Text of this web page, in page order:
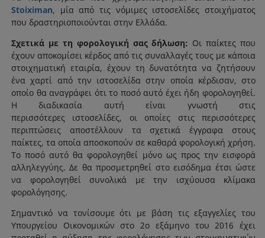
Stoiximan, μία από τις νόμιμες ιστοσελίδες στοιχήματος
που δραστηριοποιούνται στην Ελλάδα.
Σχετικά με τη φορολογική σας δήλωση: Οι παίκτες που
έχουν αποκομίσει κέρδος από τις συναλλαγές τους με κάποια
στοιχηματική εταιρία, έχουν τη δυνατότητα να ζητήσουν
ένα χαρτί από την ιστοσελίδα στην οποία κέρδισαν, στο
οποίο θα αναγράφει ότι το ποσό αυτό έχει ήδη φορολογηθεί.
Η διαδικασία αυτή είναι γνωστή στις
περισσότερες ιστοσελίδες, οι οποίες στις περισσότερες
περιπτώσεις αποστέλλουν τα σχετικά έγγραφα στους
παίκτες, τα οποία αποσκοπούν σε καθαρά φορολογική χρήση.
Το ποσό αυτό θα φορολογηθεί μόνο ως προς την εισφορά
αλληλεγγύης. Δε θα προσμετρηθεί στο εισόδημα έτσι ώστε
να φορολογηθεί συνολικά με την ισχύουσα κλίμακα
φορολόγησης.
Σημαντικό να τονίσουμε ότι με βάση τις εξαγγελίες του
Υπουργείου Οικονομικών στο 2ο εξάμηνο του 2016 έχει